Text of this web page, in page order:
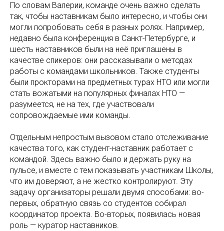
По словам Валерии, команде очень важно сделать
так, чтобы наставникам было интересно, и чтобы они
могли попробовать себя в разных ролях. Например,
недавно была конференция в Санкт-Петербурге, и
шесть наставников были на неё приглашены в
качестве спикеров: они рассказывали о методах
работы с командами школьников. Также студенты
были прокторами на предметных турах НТО или могли
стать вожатыми на популярных финалах НТО —
разумеется, не на тех, где участвовали
сопровождаемые ими команды.
Отдельным непростым вызовом стало отслеживание
качества того, как студент-наставник работает с
командой. Здесь важно было и держать руку на
пульсе, и вместе с тем показывать участникам Школы,
что им доверяют, а не жестко контролируют. Эту
задачу организаторы решали двумя способами: во-
первых, обратную связь со студентов собирал
координатор проекта. Во-вторых, появилась новая
роль — куратор наставников.